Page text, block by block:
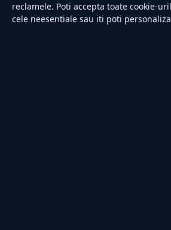
RUBRICI
reclamele. Poti accepta toate cookie-
cele neesentiale sau iti poti